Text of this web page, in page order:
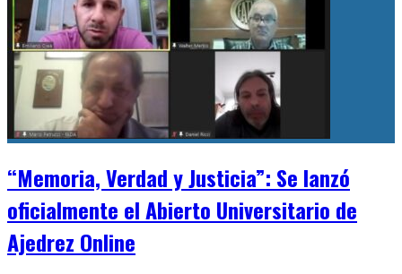
“Memoria, Verdad y Justicia”: Se lanzó
oficialmente el Abierto Universitario de
Ajedrez Online